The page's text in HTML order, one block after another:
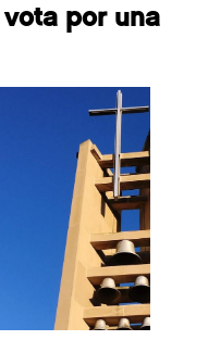
por una